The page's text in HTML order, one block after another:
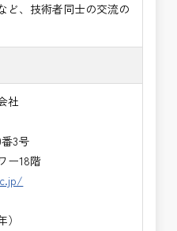
ど、技術者同士の交流の
社
3号
ー18階